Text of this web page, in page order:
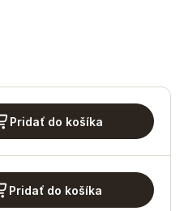
Pridať do košíka
Pridať do košíka